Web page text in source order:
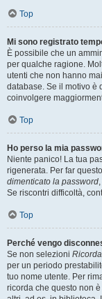
Top
Mi sono registrato
È possibile che un
per qualche ragione.
utenti che non hanno
database. Se il motivo è
coinvolgere
Top
Ho perso la mia
Niente panico! La tua
rigenerata. Per far
dimenticato la password
Se riscontri difficoltà,
Top
Perché vengo
Se non selezioni
per un periodo
tuo nome utente. Per
ricorda che questo non